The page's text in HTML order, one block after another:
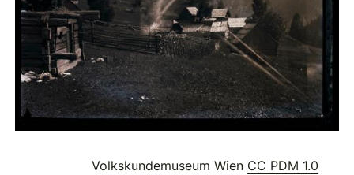
Volkskundemuseum Wien CC PDM 1.0